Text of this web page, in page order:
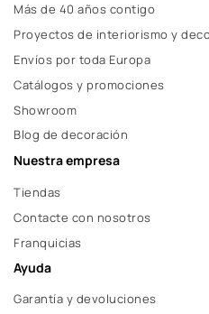
Más de 40 años contigo
Proyectos de interiorismo y
Envíos por toda Europa
Catálogos y promociones
Showroom
Blog de decoración
Nuestra empresa
Tiendas
Contacte con nosotros
Franquicias
Ayuda
Garantía y devoluciones